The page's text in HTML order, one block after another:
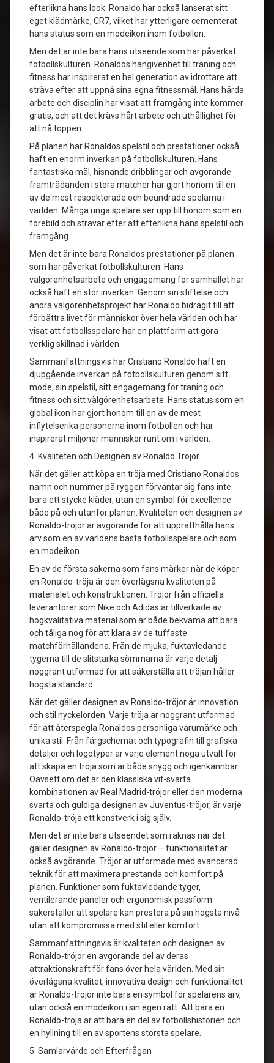
efterlikna hans look. Ronaldo har också lanserat sitt
eget klädmärke, CR7, vilket har ytterligare cementerat
hans status som en modeikon inom fotbollen.
Men det är inte bara hans utseende som har påverkat
fotbollskulturen. Ronaldos hängivenhet till träning och
fitness har inspirerat en hel generation av idrottare att
sträva efter att uppnå sina egna fitnessmål. Hans hårda
arbete och disciplin har visat att framgång inte kommer
gratis, och att det krävs hårt arbete och uthållighet för
att nå toppen.
På planen har Ronaldos spelstil och prestationer också
haft en enorm inverkan på fotbollskulturen. Hans
fantastiska mål, hisnande dribblingar och avgörande
framträdanden i stora matcher har gjort honom till en
av de mest respekterade och beundrade spelarna i
världen. Många unga spelare ser upp till honom som en
förebild och strävar efter att efterlikna hans spelstil och
framgång.
Men det är inte bara Ronaldos prestationer på planen
som har påverkat fotbollskulturen. Hans
välgörenhetsarbete och engagemang för samhället har
också haft en stor inverkan. Genom sin stiftelse och
andra välgörenhetsprojekt har Ronaldo bidragit till att
förbättra livet för människor över hela världen och har
visat att fotbollsspelare har en plattform att göra
verklig skillnad i världen.
Sammanfattningsvis har Cristiano Ronaldo haft en
djupgående inverkan på fotbollskulturen genom sitt
mode, sin spelstil, sitt engagemang för träning och
fitness och sitt välgörenhetsarbete. Hans status som en
global ikon har gjort honom till en av de mest
inflytelserika personerna inom fotbollen och har
inspirerat miljoner människor runt om i världen.
4. Kvaliteten och Designen av Ronaldo Tröjor
När det gäller att köpa en tröja med Cristiano Ronaldos
namn och nummer på ryggen förväntar sig fans inte
bara ett stycke kläder, utan en symbol för excellence
både på och utanför planen. Kvaliteten och designen av
Ronaldo-tröjor är avgörande för att upprätthålla hans
arv som en av världens bästa fotbollsspelare och som
en modeikon.
En av de första sakerna som fans märker när de köper
en Ronaldo-tröja är den överlägsna kvaliteten på
materialet och konstruktionen. Tröjor från officiella
leverantörer som Nike och Adidas är tillverkade av
högkvalitativa material som är både bekväma att bära
och tåliga nog för att klara av de tuffaste
matchförhållandena. Från de mjuka, fuktavledande
tygerna till de slitstarka sömmarna är varje detalj
noggrant utformad för att säkerställa att tröjan håller
högsta standard.
När det gäller designen av Ronaldo-tröjor är innovation
och stil nyckelorden. Varje tröja är noggrant utformad
för att återspegla Ronaldos personliga varumärke och
unika stil. Från färgschemat och typografin till grafiska
detaljer och logotyper är varje element noga utvalt för
att skapa en tröja som är både snygg och igenkännbar.
Oavsett om det är den klassiska vit-svarta
kombinationen av Real Madrid-tröjor eller den moderna
svarta och guldiga designen av Juventus-tröjor, är varje
Ronaldo-tröja ett konstverk i sig själv.
Men det är inte bara utseendet som räknas när det
gäller designen av Ronaldo-tröjor – funktionalitet är
också avgörande. Tröjor är utformade med avancerad
teknik för att maximera prestanda och komfort på
planen. Funktioner som fuktavledande tyger,
ventilerande paneler och ergonomisk passform
säkerställer att spelare kan prestera på sin högsta nivå
utan att kompromissa med stil eller komfort.
Sammanfattningsvis är kvaliteten och designen av
Ronaldo-tröjor en avgörande del av deras
attraktionskraft för fans över hela världen. Med sin
överlägsna kvalitet, innovativa design och funktionalitet
är Ronaldo-tröjor inte bara en symbol för spelarens arv,
utan också en modeikon i sin egen rätt. Att bära en
Ronaldo-tröja är att bära en del av fotbollshistorien och
en hyllning till en av sportens största spelare.
5. Samlarvärde och Efterfrågan